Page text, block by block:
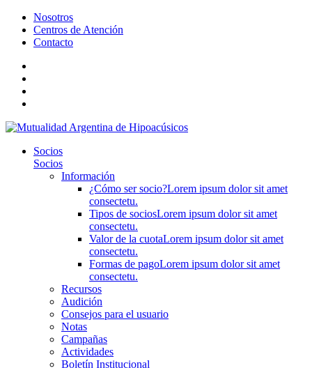
Nosotros
Centros de Atención
Contacto
Socios
Socios
Información
¿Cómo ser socio?Lorem ipsum dolor sit amet
consectetu.
Tipos de sociosLorem ipsum dolor sit amet
consectetu.
Valor de la cuotaLorem ipsum dolor sit amet
consectetu.
Formas de pagoLorem ipsum dolor sit amet
consectetu.
Recursos
Audición
Consejos para el usuario
Notas
Campañas
Actividades
Boletín Institucional